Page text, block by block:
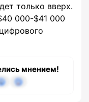
только вверх.
000-$41 000
мнением!